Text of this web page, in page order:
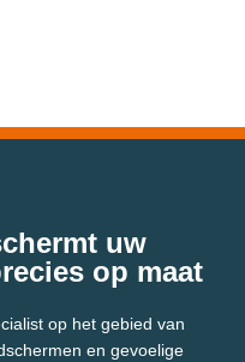
uw
op maat
op het gebied van
en gevoelige